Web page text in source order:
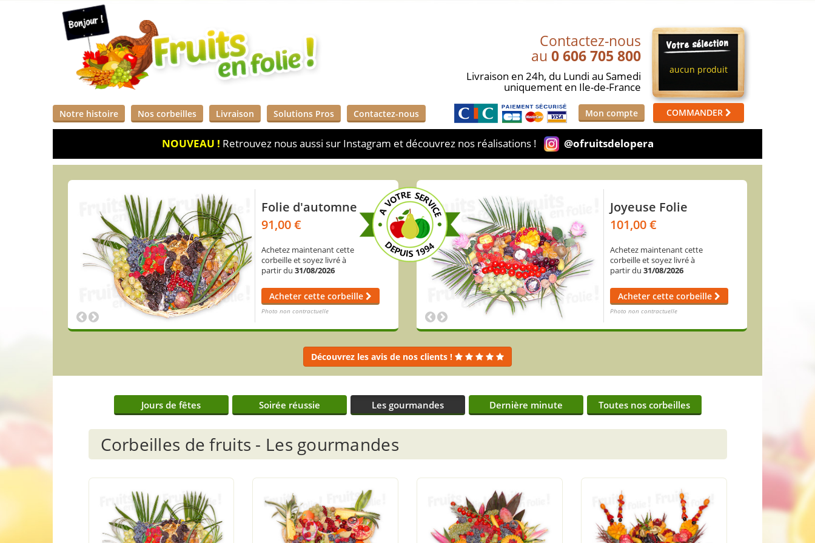
aucun produit
Contactez-nous
au 0 606 705 800
Livraison en 24h, du Lundi au Samedi
uniquement en Ile-de-France
Notre histoire Nos corbeilles Livraison Solutions Pros Contactez-nous Mon compte COMMANDER
NOUVEAU ! Retrouvez nous aussi sur Instagram et découvrez nos réalisations ! @ofruitsdelopera
Folie d'automne
91,00 €
Achetez maintenant cette
corbeille et soyez livré à
partir du31/08/2026
Acheter cette corbeille
Photo non contractuelle
Minute Party
65,00 €
Achetez maintenant cette
corbeille et soyez livré à
partir du31/08/2026
Acheter cette corbeille
Photo non contractuelle
Joyeuse Folie
101,00 €
Achetez maintenant cette
corbeille et soyez livré à
partir du31/08/2026
Acheter cette corbeille
Photo non contractuelle
Découvrez les avis de nos clients !
Jours de fêtes Soirée réussie Les gourmandes Dernière minute Toutes nos corbeilles
Corbeilles de fruits - Les gourmandes